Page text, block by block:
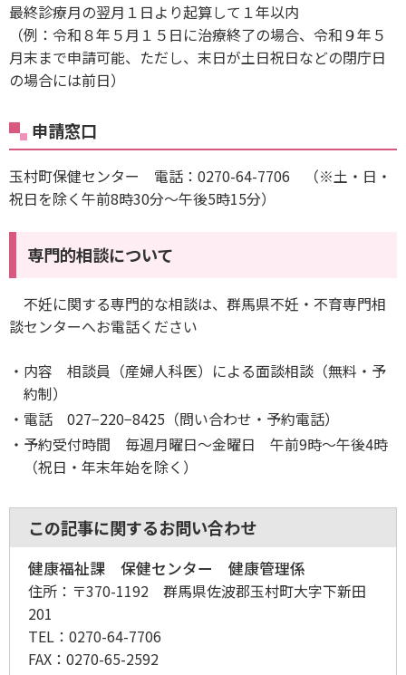
最終診療月の翌月１日より起算して１年以内
（例：令和８年５月１５日に治療終了の場合、令和９年５
月末まで申請可能、ただし、末日が土日祝日などの閉庁日
の場合には前日）
申請窓口
玉村町保健センター 電話：0270-64-7706 （※土・日・
祝日を除く午前8時30分～午後5時15分）
専門的相談について
不妊に関する専門的な相談は、群馬県不妊・不育専門相
談センターへお電話ください
内容 相談員（産婦人科医）による面談相談（無料・予
約制）
電話 027−220−8425（問い合わせ・予約電話）
予約受付時間 毎週月曜日～金曜日 午前9時～午後4時
（祝日・年末年始を除く）
この記事に関するお問い合わせ
健康福祉課 保健センター 健康管理係
住所： 〒370-1192 群馬県佐波郡玉村町大字下新田
201
TEL： 0270-64-7706
FAX： 0270-65-2592